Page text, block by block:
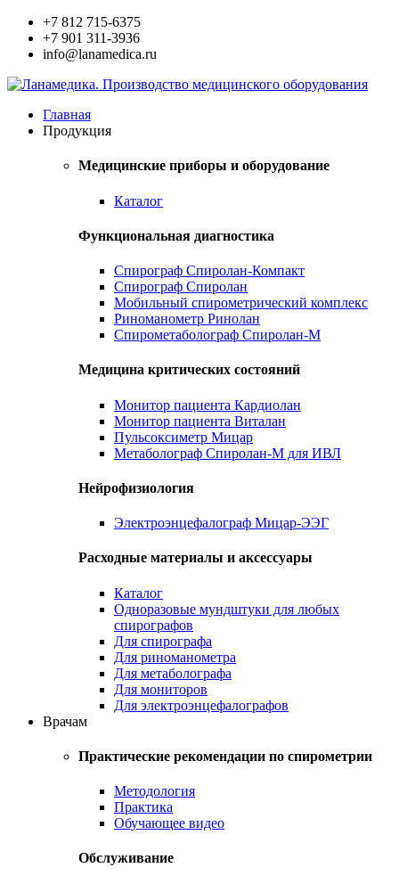
+7 812 715-6375
+7 901 311-3936
info@lanamedica.ru
Главная
Продукция
Медицинские приборы и оборудование
Каталог
Функциональная диагностика
Спирограф Спиролан-Компакт
Спирограф Спиролан
Мобильный спирометрический комплекс
Риноманометр Ринолан
Спирометаболограф Спиролан-М
Медицина критических состояний
Монитор пациента Кардиолан
Монитор пациента Виталан
Пульсоксиметр Мицар
Метаболограф Спиролан-М для ИВЛ
Нейрофизиология
Электроэнцефалограф Мицар-ЭЭГ
Расходные материалы и аксессуары
Каталог
Одноразовые мундштуки для любых
спирографов
Для спирографа
Для риноманометра
Для метаболографа
Для мониторов
Для электроэнцефалографов
Врачам
Практические рекомендации по спирометрии
Методология
Практика
Обучающее видео
Обслуживание